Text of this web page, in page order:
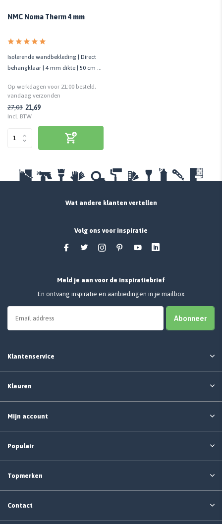
NMC Noma Therm 4 mm
Isolerende wandbekleding | Direct
behangklaar | 4 mm dikte | 50 cm x
Op werkdagen voor 21:00 besteld,
vandaag verzonden
27,03 21,69
Incl. BTW
Wat andere klanten vertellen
Volg ons voor inspiratie
Meld je aan voor de inspiratiebrief
En ontvang inspiratie en aanbiedingen in je mailbox
Abonneer
Klantenservice
Kleuren
Mijn account
Populair
Topmerken
Contact